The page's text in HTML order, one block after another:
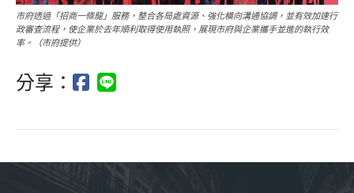
市府透過「招商一條龍」服務，整合各局處資源、強化橫向溝通協調，並有效加速行
政審查流程，使企業於去年順利取得使用執照，展現市府與企業攜手並進的執行效
率。（市府提供）
分享：